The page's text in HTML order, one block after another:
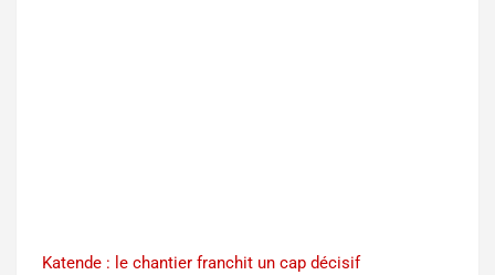
Katende : le chantier franchit un cap décisif